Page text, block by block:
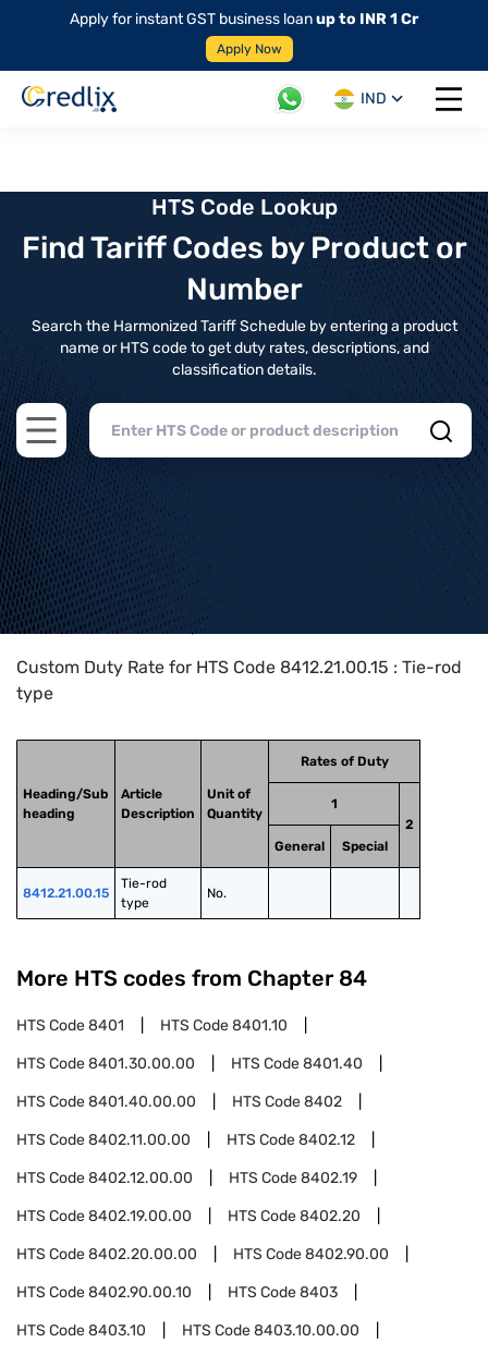
Apply for instant GST business loanup to INR 1 Cr
Apply Now
IND
Open
HTS Code Lookup
Find Tariff Codes by Product or
Number
Search the Harmonized Tariff Schedule by entering a product
name or HTS code to get duty rates, descriptions, and
classification details.
Open main menu
Home>HTS Codes> Chapter
Custom Duty Rate for HTS Code 8412.21.00.15 : Tie-rod
type
Heading/Sub
heading
Article
Description
Unit of
Quantity
Rates of Duty
1
2
General
Special
8412.21.00.15
Tie-rod
type
No.
More HTS codes from Chapter 84
HTS Code8401 HTS Code8401.10
HTS Code8401.30.00.00 HTS Code8401.40
HTS Code8401.40.00.00 HTS Code8402
HTS Code8402.11.00.00 HTS Code8402.12
HTS Code8402.12.00.00 HTS Code8402.19
HTS Code8402.19.00.00 HTS Code8402.20
HTS Code8402.20.00.00 HTS Code8402.90.00
HTS Code8402.90.00.10 HTS Code8403
HTS Code8403.10 HTS Code8403.10.00.00